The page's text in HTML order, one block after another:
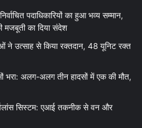
पदाधिकारियों का हुआ भव्य सम्मान,
मजबूती का दिया संदेश
ने उत्साह से किया रक्तदान, 48 यूनिट रक्त
भरा: अलग-अलग तीन हादसों में एक की मौत,
सिस्टम: एआई तकनीक से वन और